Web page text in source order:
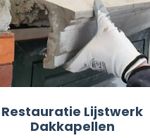
Restauratie Lijstwerk
Dakkapellen